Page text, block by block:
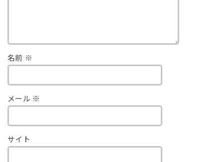
名前 ※
メール ※
サイト